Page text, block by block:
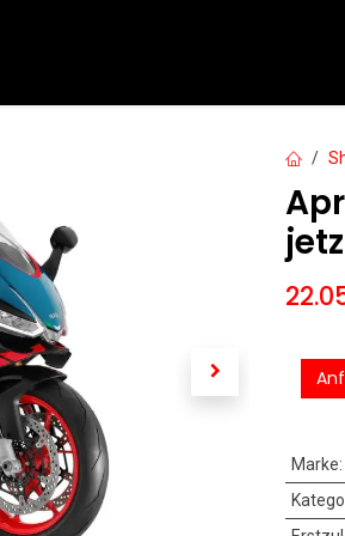
Marke: